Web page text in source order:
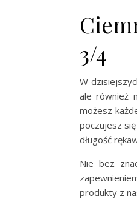
3/4
W
ale również
możesz
poczujesz
długość
Nie bez
produkty z